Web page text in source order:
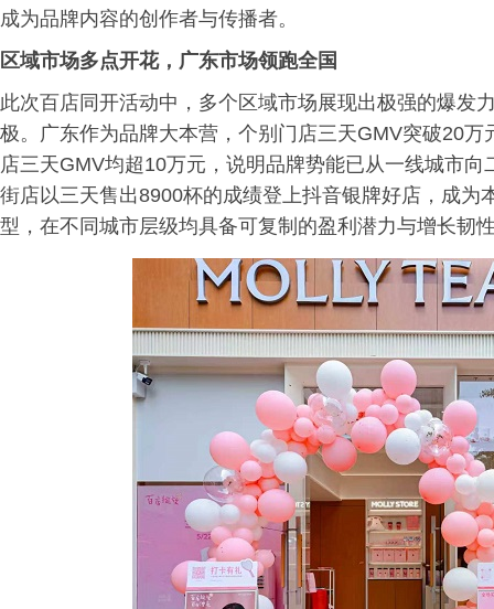
成为品牌内容的创作者与传播者。
区域市场多点开花，广东市场领跑全国
此次百店同开活动中，多个区域市场展现出极强的爆发
极。广东作为品牌大本营，个别门店三天GMV突破20
店三天GMV均超10万元，说明品牌势能已从一线城市
街店以三天售出8900杯的成绩登上抖音银牌好店，成
型，在不同城市层级均具备可复制的盈利潜力与增长韧